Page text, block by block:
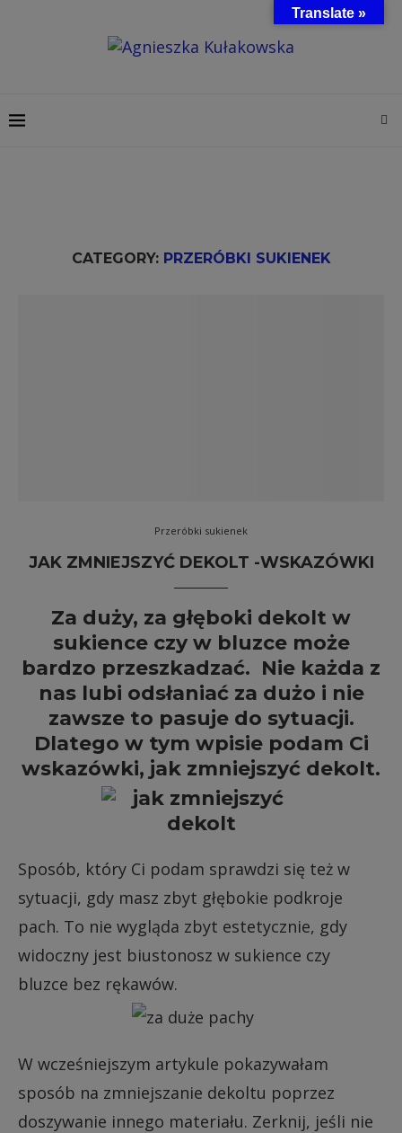
CATEGORY: PRZERÓBKI SUKIENEK
Przeróbki sukienek
JAK ZMNIEJSZYĆ DEKOLT -WSKAZÓWKI
Za duży, za głęboki dekolt w
sukience czy w bluzce może
bardzo przeszkadzać. Nie każda z
nas lubi odsłaniać za dużo i nie
zawsze to pasuje do sytuacji.
Dlatego w tym wpisie podam Ci
wskazówki, jak zmniejszyć dekolt.
Sposób, który Ci podam sprawdzi się też w
sytuacji, gdy masz zbyt głębokie podkroje
pach. To nie wygląda zbyt estetycznie, gdy
widoczny jest biustonosz w sukience czy
bluzce bez rękawów.
W wcześniejszym artykule pokazywałam
sposób na zmniejszanie dekoltu poprzez
doszywanie innego materiału. Zerknij, jeśli nie
Translate »